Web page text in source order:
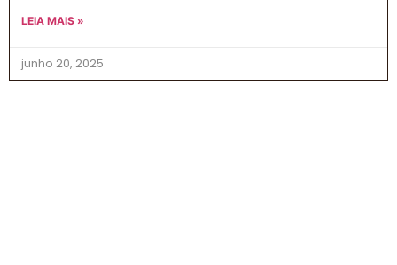
LEIA MAIS »
junho 20, 2025